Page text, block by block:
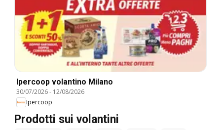
Ipercoop volantino Milano
30/07/2026- 12/08/2026
Ipercoop
Prodotti sui volantini